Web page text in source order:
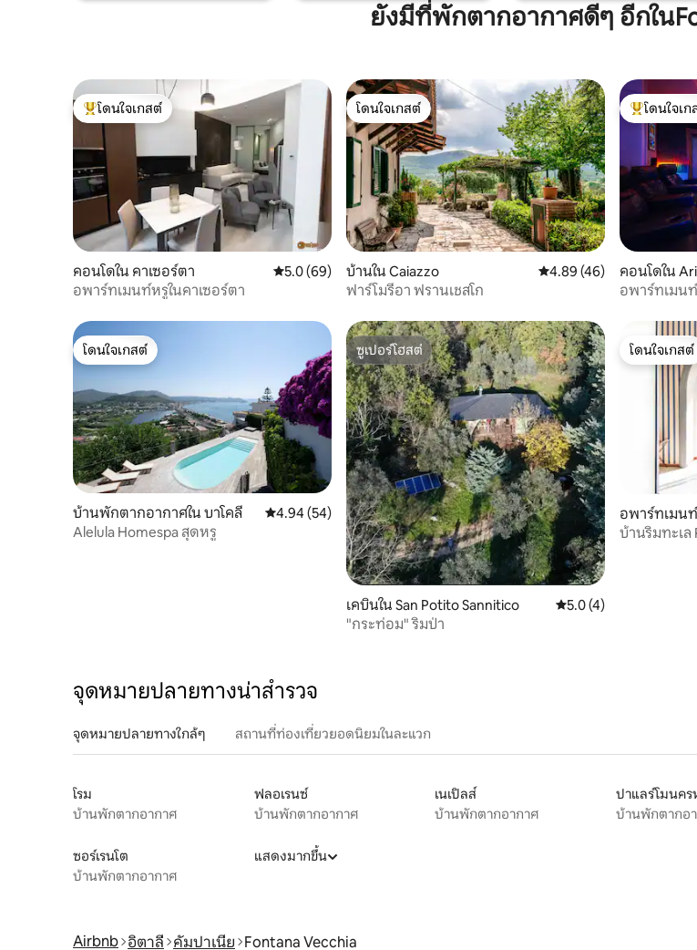
ยังมีที่พักตากอากาศดีๆ อีกใน
โดนใจเกสต์ที่สุด
โดนใจเกสต์
คอนโดใน คาเซอร์ตา คะแนนเฉลี่ย 5.0 จาก 5, 69 รีวิว
5.0 (69)
อพาร์ทเมนท์หรูในคาเซอร์ตา
โดนใจเกสต์
โดนใจเกสต์
บ้านใน Caiazzo คะแนนเฉลี่ย 4.89 จาก 5,
4.89 (46)
ฟาร์โมรีอา ฟรานเชสโก
โดนใจเกส
โดนใจเ
คอนโดใน
อพาร์ทเมน
โดนใจเกสต์
โดนใจเกสต์
บ้านพักตากอากาศใน บาโคลี คะแนนเฉลี่ย 4.94 จาก 5, 54 รีวิว
4.94 (54)
Alelula Homespa สุดหรู
ซูเปอร์โฮสต์
ซูเปอร์โฮสต์
เคบินใน San Potito Sannitico คะแนนเฉลี่ย 5.0 จาก 5,
5.0 (4)
"กระท่อม" ริมป่า
โดนใจเกสต์
โดนใจเกสต์
อพาร์ทเมนท์
บ้านริมทะเล
จุดหมายปลายทางน่าสำรวจ
จุดหมายปลายทางใกล้ๆ สถานที่ท่องเที่ยวยอดนิยมในละแวก
โรม
บ้านพักตากอากาศ
ฟลอเรนซ์
บ้านพักตากอากาศ
เนเปิลส์
บ้านพักตากอากาศ
ปาแลร์โมนคร
บ้านพักตากอ
ซอร์เรนโต
บ้านพักตากอากาศ
แสดงมากขึ้น
Airbnb อิตาลี คัมปาเนีย Fontana Vecchia